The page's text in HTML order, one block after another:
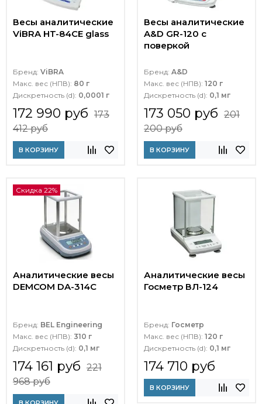
Весы аналитические
ViBRA HT-84CE glass
Бренд: ViBRA
Макс. вес (НПВ): 80 г
Дискретность (d): 0,0001 г
172 990 руб 173
412 руб
В КОРЗИНУ
Весы аналитические
A&D GR-120 с
поверкой
Бренд: A&D
Макс. вес (НПВ): 120 г
Дискретность (d): 0,1 мг
173 050 руб 201
200 руб
В КОРЗИНУ
Скидка 22%
Аналитические весы
DEMCOM DA-314C
Бренд: BEL Engineering
Макс. вес (НПВ): 310 г
Дискретность (d): 0,1 мг
174 161 руб 221
968 руб
Аналитические весы
Госметр ВЛ-124
Бренд: Госметр
Макс. вес (НПВ): 120 г
Дискретность (d): 0,1 мг
174 710 руб
В КОРЗИНУ